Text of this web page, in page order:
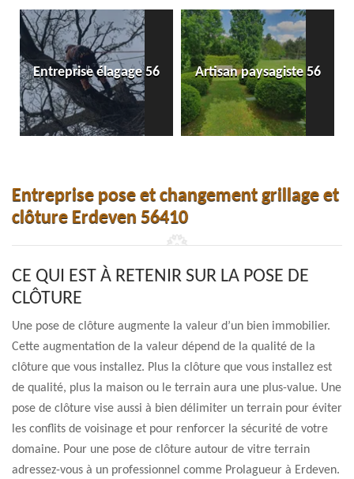
Entreprise élagage 56 Artisan paysagiste 56
Entreprise pose et changement grillage et
clôture Erdeven 56410
CE QUI EST À RETENIR SUR LA POSE DE
CLÔTURE
Une pose de clôture augmente la valeur d’un bien immobilier.
Cette augmentation de la valeur dépend de la qualité de la
clôture que vous installez. Plus la clôture que vous installez est
de qualité, plus la maison ou le terrain aura une plus-value. Une
pose de clôture vise aussi à bien délimiter un terrain pour éviter
les conflits de voisinage et pour renforcer la sécurité de votre
domaine. Pour une pose de clôture autour de vitre terrain
adressez-vous à un professionnel comme Prolagueur à Erdeven.